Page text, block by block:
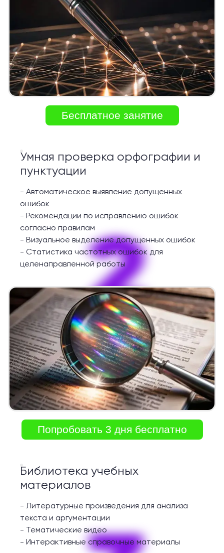
Бесплатное занятие
2
Умная проверка орфографии и
пунктуации
- Автоматическое выявление допущенных
ошибок
- Рекомендации по исправлению ошибок
согласно правилам
- Визуальное выделение допущенных ошибок
- Статистика частотных ошибок для
целенаправленной работы
Попробовать 3 дня бесплатно
Библиотека учебных
материалов
- Литературные произведения для анализа
текста и аргументации
- Тематические видео
- Интерактивные справочные материалы